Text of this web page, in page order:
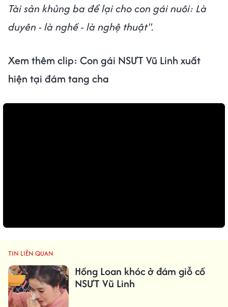
Tài sản khủng ba để lại cho con gái nuôi: Là
duyên - là nghề - là nghệ thuật".
Xem thêm clip: Con gái NSƯT Vũ Linh xuất
hiện tại đám tang cha
TIN LIÊN QUAN
Hồng Loan khóc ở đám giỗ cố
NSƯT Vũ Linh